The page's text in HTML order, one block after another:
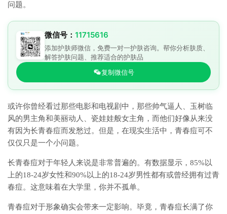
问题。
微信号： 11715616
添加护肤师微信，免费一对一护肤咨询。帮你分析肤质、
解答护肤问题、推荐适合的护肤品
复制微信号
或许你曾经看过那些电影和电视剧中，那些帅气逼人、玉树临
风的男主角和美丽动人、瓷娃娃般女主角，而他们好像从来没
有因为长青春痘而发愁过。但是，在现实生活中，青春痘可不
仅仅只是一个小问题。
长青春痘对于年轻人来说是非常普遍的。有数据显示，85%以
上的18-24岁女性和90%以上的18-24岁男性都有或曾经拥有过青
春痘。这意味着在大学里，你并不孤单。
青春痘对于形象确实会带来一定影响。毕竟，青春痘长满了你